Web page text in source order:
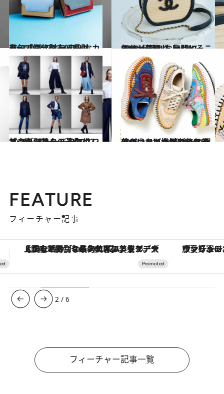
2021.1.16
最旬「ミニ財布＆長財布」20選 プレイフルなカラーで気分を上げて！
コミック ＆ エッセイ 2021.12.11
気分が華やぐ「MINI BAG」7選 “ちょっとそこまで”が特別な時間に
ファッション
2022.1.9
マックスマーラより2022年 プレフォールコレクションが到着！ テーマは「クラシックの革命」
ファッション 2021.12.16
【クロエ】カラフルな新作スニーカー 環境への負荷が少ない素材を使用 履くだけでご機嫌になれそう！
コミック ＆ エッセイ
FEATURE
フィーチャー記事
ヴァシュロン・コンスタンタン「オーヴァーシーズ・オートマティック」。旅愛好家のお気に入りコレクションから、ジェンダーレスな新作が登場
3 /6
フィーチャー記事一覧